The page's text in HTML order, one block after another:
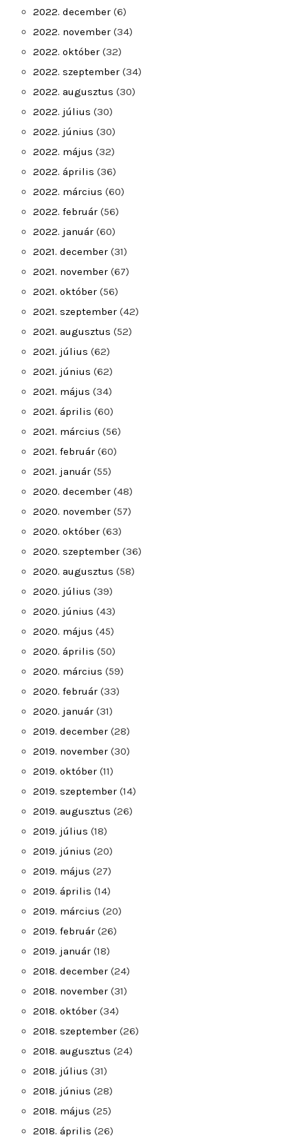
2022. december (6)
2022. november (34)
2022. október (32)
2022. szeptember (34)
2022. augusztus (30)
2022. július (30)
2022. június (30)
2022. május (32)
2022. április (36)
2022. március (60)
2022. február (56)
2022. január (60)
2021. december (31)
2021. november (67)
2021. október (56)
2021. szeptember (42)
2021. augusztus (52)
2021. július (62)
2021. június (62)
2021. május (34)
2021. április (60)
2021. március (56)
2021. február (60)
2021. január (55)
2020. december (48)
2020. november (57)
2020. október (63)
2020. szeptember (36)
2020. augusztus (58)
2020. július (39)
2020. június (43)
2020. május (45)
2020. április (50)
2020. március (59)
2020. február (33)
2020. január (31)
2019. december (28)
2019. november (30)
2019. október (11)
2019. szeptember (14)
2019. augusztus (26)
2019. július (18)
2019. június (20)
2019. május (27)
2019. április (14)
2019. március (20)
2019. február (26)
2019. január (18)
2018. december (24)
2018. november (31)
2018. október (34)
2018. szeptember (26)
2018. augusztus (24)
2018. július (31)
2018. június (28)
2018. május (25)
2018. április (26)